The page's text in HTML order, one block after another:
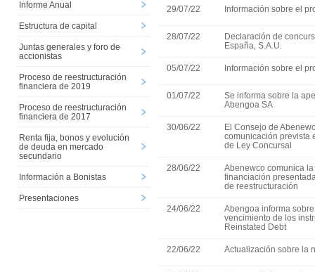
Informe Anual
Estructura de capital
Juntas generales y foro de
accionistas
Proceso de reestructuración
financiera de 2019
Proceso de reestructuración
financiera de 2017
Renta fija, bonos y evolución
de deuda en mercado
secundario
Información a Bonistas
Presentaciones
29/07/22 Información sobre el
28/07/22
Declaración de
España, S.A.U.
05/07/22 Información sobre el
01/07/22
Se informa sobre la
Abengoa SA
30/06/22
El Consejo de
comunicación prevista
de Ley Concursal
28/06/22
Abenewco comunica
financiación
de reestructuración
24/06/22
Abengoa informa
vencimiento de los
Reinstated Debt
22/06/22 Actualización sobre la